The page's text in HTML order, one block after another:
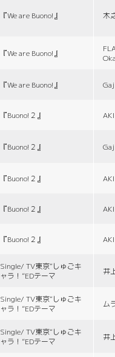
『We are Buono!』 木
『We are Buono!』
『We are Buono!』
『Buono!２』
『Buono!２』
『Buono!２』
『Buono!２』
『Buono!２』
Single/ TV東京“しゅごキ
ャラ！”EDテーマ
井
Single/ TV東京“しゅごキ
ャラ！”EDテーマ
ム
Single/ TV東京“しゅごキ
ャラ！”EDテーマ
井